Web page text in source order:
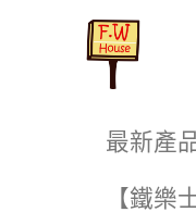
最新產
【鐵樂